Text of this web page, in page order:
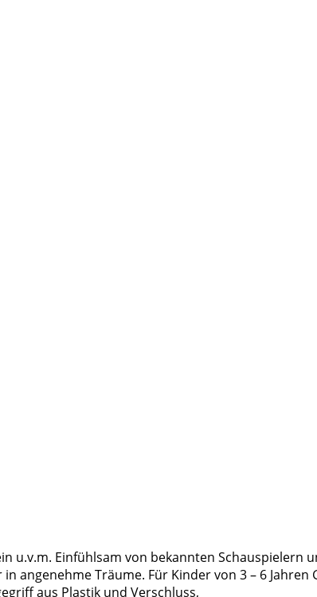
u.v.m. Einfühlsam von bekannten Schauspielern
Träume. Für Kinder von 3 – 6 Jahren
aus Plastik und Verschluss,